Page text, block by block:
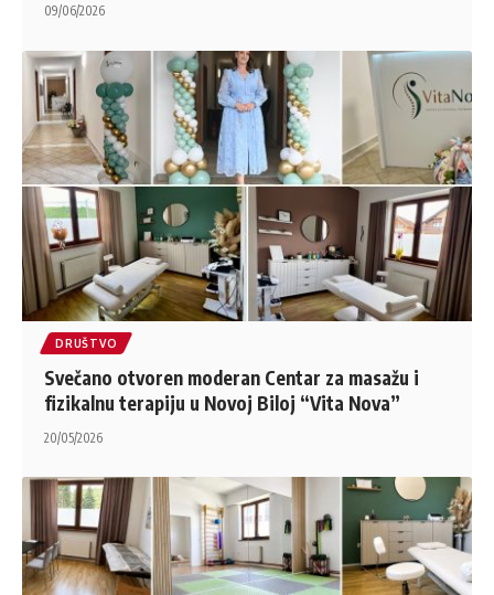
09/06/2026
DRUŠTVO
Svečano otvoren moderan Centar za masažu i
fizikalnu terapiju u Novoj Biloj “Vita Nova”
20/05/2026